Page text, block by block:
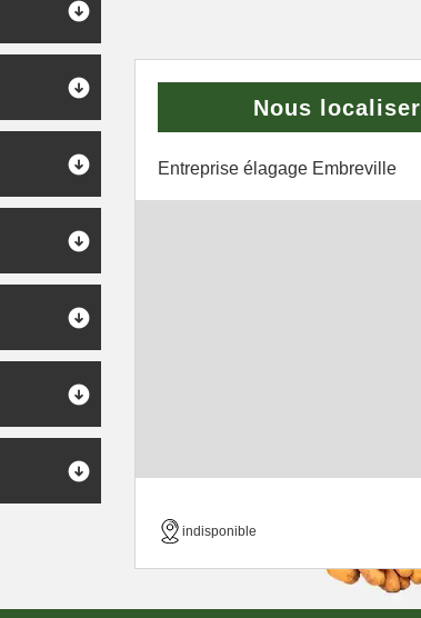
Nous localiser
Entreprise élagage Embreville
indisponible